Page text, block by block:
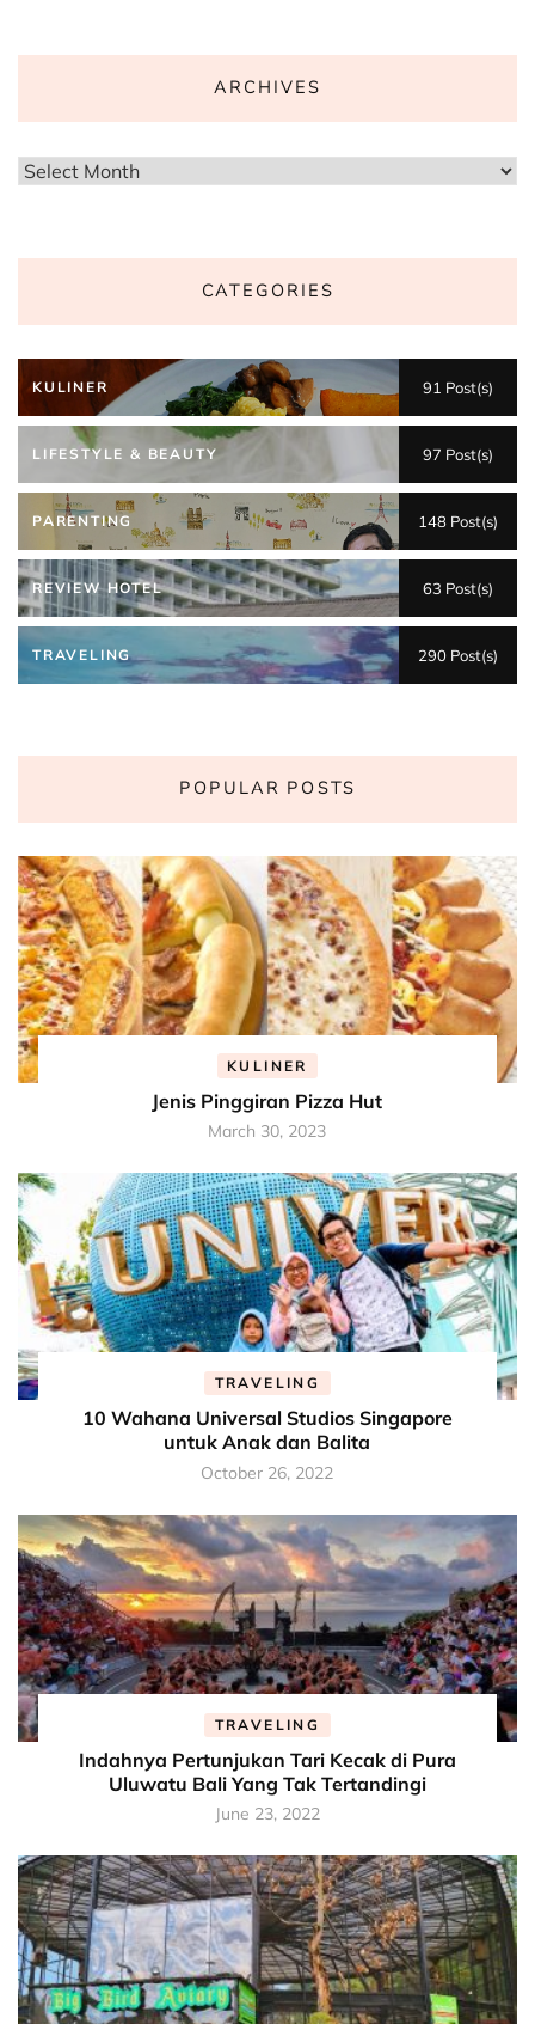
ARCHIVES
Archives
CATEGORIES
KULINER 91 Post(s)
LIFESTYLE & BEAUTY 97 Post(s)
PARENTING 148 Post(s)
REVIEW HOTEL 63 Post(s)
TRAVELING 290 Post(s)
POPULAR POSTS
KULINER
Jenis Pinggiran Pizza Hut
March 30, 2023
TRAVELING
10 Wahana Universal Studios Singapore
untuk Anak dan Balita
October 26, 2022
TRAVELING
Indahnya Pertunjukan Tari Kecak di Pura
Uluwatu Bali Yang Tak Tertandingi
June 23, 2022